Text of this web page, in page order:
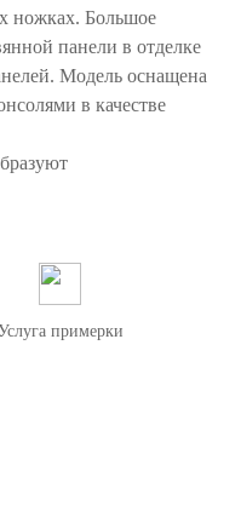
ножках. Большое
панели в отделке
Модель оснащена
в качестве
решеткой.
принадлежностей.
отличаться из-за
примерки